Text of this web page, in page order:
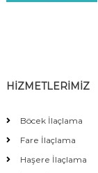
HİZMETLERİMİZ
Böcek İlaçlama
Fare İlaçlama
Haşere İlaçlama